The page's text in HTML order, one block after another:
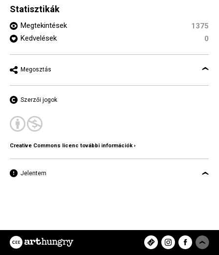
Statisztikák
Megtekintések
1375
Kedvelések
0
Megosztás
Szerzői jogok
Creative Commons licenc további információk ›
Jelentem